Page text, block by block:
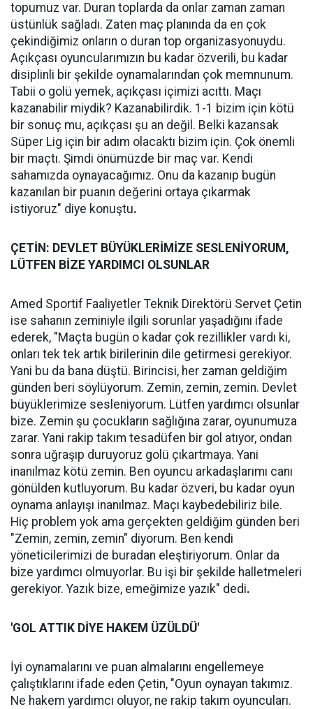
topumuz var. Duran toplarda da onlar zaman zaman
üstünlük sağladı. Zaten maç planında da en çok
çekindiğimiz onların o duran top organizasyonuydu.
Açıkçası oyuncularımızın bu kadar özverili, bu kadar
disiplinli bir şekilde oynamalarından çok memnunum.
Tabii o golü yemek, açıkçası içimizi acıttı. Maçı
kazanabilir miydik? Kazanabilirdik. 1-1 bizim için kötü
bir sonuç mu, açıkçası şu an değil. Belki kazansak
Süper Lig için bir adım olacaktı bizim için. Çok önemli
bir maçtı. Şimdi önümüzde bir maç var. Kendi
sahamızda oynayacağımız. Onu da kazanıp bugün
kazanılan bir puanın değerini ortaya çıkarmak
istiyoruz" diye konuştu.
ÇETİN: DEVLET BÜYÜKLERİMİZE SESLENİYORUM,
LÜTFEN BİZE YARDIMCI OLSUNLAR
Amed Sportif Faaliyetler Teknik Direktörü Servet Çetin
ise sahanın zeminiyle ilgili sorunlar yaşadığını ifade
ederek, "Maçta bugün o kadar çok rezillikler vardı ki,
onları tek tek artık birilerinin dile getirmesi gerekiyor.
Yani bu da bana düştü. Birincisi, her zaman geldiğim
günden beri söylüyorum. Zemin, zemin, zemin. Devlet
büyüklerimize sesleniyorum. Lütfen yardımcı olsunlar
bize. Zemin şu çocukların sağlığına zarar, oyunumuza
zarar. Yani rakip takım tesadüfen bir gol atıyor, ondan
sonra uğraşıp duruyoruz golü çıkartmaya. Yani
inanılmaz kötü zemin. Ben oyuncu arkadaşlarımı canı
gönülden kutluyorum. Bu kadar özveri, bu kadar oyun
oynama anlayışı inanılmaz. Maçı kaybedebiliriz bile.
Hiç problem yok ama gerçekten geldiğim günden beri
"Zemin, zemin, zemin" diyorum. Ben kendi
yöneticilerimizi de buradan eleştiriyorum. Onlar da
bize yardımcı olmuyorlar. Bu işi bir şekilde halletmeleri
gerekiyor. Yazık bize, emeğimize yazık" dedi.
'GOL ATTIK DİYE HAKEM ÜZÜLDÜ'
İyi oynamalarını ve puan almalarını engellemeye
çalıştıklarını ifade eden Çetin, "Oyun oynayan takımız.
Ne hakem yardımcı oluyor, ne rakip takım oyuncuları.